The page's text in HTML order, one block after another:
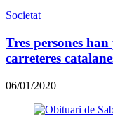
Societat
Tres persones
carreteres
06/01/2020